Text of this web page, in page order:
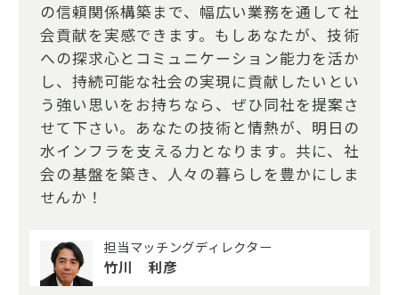
の信頼関係構築まで、幅広い業務を通して社
会貢献を実感できます。もしあなたが、技術
への探求心とコミュニケーション能力を活か
し、持続可能な社会の実現に貢献したいとい
う強い思いをお持ちなら、ぜひ同社を提案さ
せて下さい。あなたの技術と情熱が、明日の
水インフラを支える力となります。共に、社
会の基盤を築き、人々の暮らしを豊かにしま
せんか！
担当マッチングディレクター
竹川 利彦